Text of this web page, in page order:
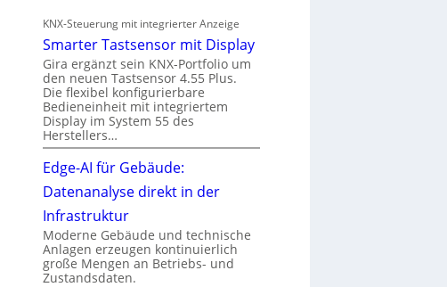
KNX-Steuerung mit integrierter Anzeige
Smarter Tastsensor mit Display
Gira ergänzt sein KNX-Portfolio um
den neuen Tastsensor 4.55 Plus.
Die flexibel konfigurierbare
Bedieneinheit mit integriertem
Display im System 55 des
Herstellers…
Edge-AI für Gebäude:
Datenanalyse direkt in der
Infrastruktur
Moderne Gebäude und technische
Anlagen erzeugen kontinuierlich
große Mengen an Betriebs- und
Zustandsdaten.